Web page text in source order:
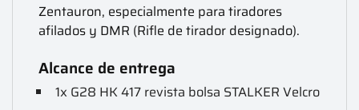
Zentauron, especialmente para tiradores
afilados y DMR (Rifle de tirador designado).
Alcance de entrega
1x G28 HK 417 revista bolsa STALKER Velcro